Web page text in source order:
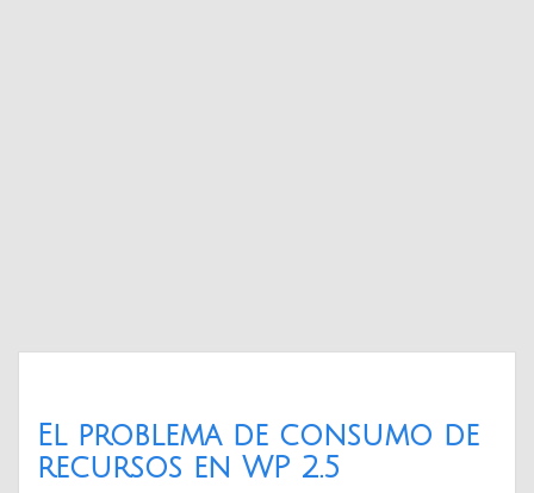
El problema de consumo de
recursos en WP 2.5